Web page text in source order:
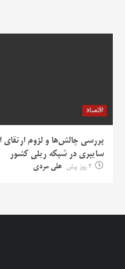
اقتصاد
بررسی چالش‌ها و لزوم ارتقای
سایبری در شبکه ریلی کشور
2 روز پیش علی مردی